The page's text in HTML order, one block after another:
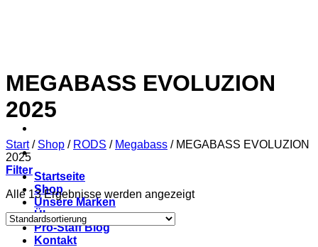
Startseite
Shop
Unsere Marken
Über uns
Pro-Staff Blog
Kontakt
MEGABASS EVOLUZION
2025
Start / Shop / RODS / Megabass /MEGABASS EVOLUZION
2025
Filter
Alle 13 Ergebnisse werden angezeigt